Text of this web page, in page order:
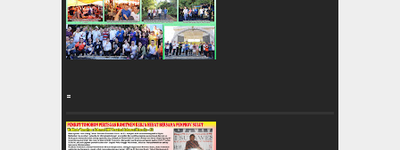
=